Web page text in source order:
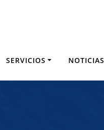
SERVICIOS NOTICIAS